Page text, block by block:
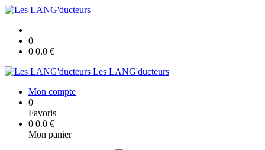
0
0 0.0 €
Les LANG'ducteurs
Mon compte
0
Favoris
0 0.0 €
Mon panier